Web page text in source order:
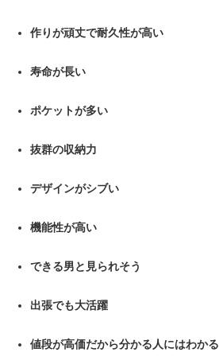
作りが頑丈で耐久性が高い
寿命が長い
ポケットが多い
抜群の収納力
デザインがシブい
機能性が高い
できる男と見られそう
出張でも大活躍
値段が高価だから分かる人にはわかる